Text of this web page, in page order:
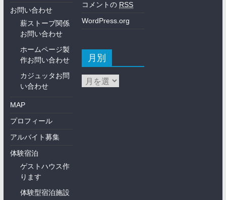
お問い合わせ
薪ストーブ関係
お問い合わせ
ホームページ製
作お問い合わせ
カジュッタお問
い合わせ
MAP
プロフィール
アルバイト募集
体験宿泊
ゲストハウス作
ります
体験型宿泊施設
コメントの RSS
WordPress.org
月別